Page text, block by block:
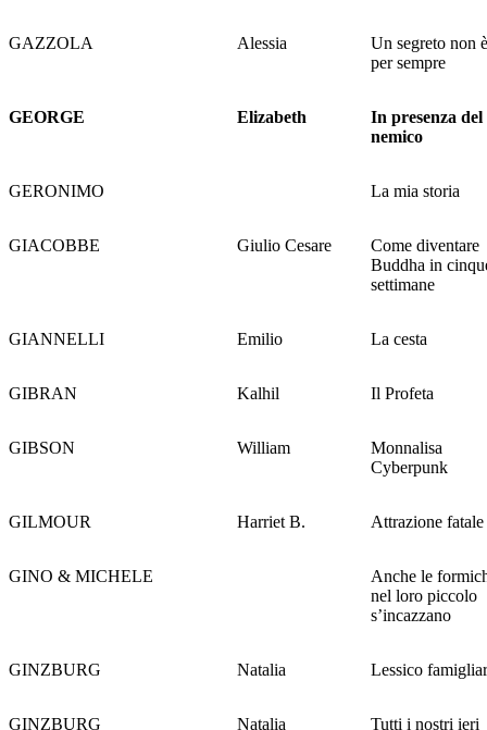
GAZZOLA Alessia
Un segreto non è
per sempre
GEORGE Elizabeth
In presenza del
nemico
GERONIMO La mia storia
GIACOBBE Giulio Cesare
Come diventare
Buddha in
settimane
GIANNELLI Emilio La cesta
GIBRAN Kalhil Il Profeta
GIBSON William
Monnalisa
Cyberpunk
GILMOUR Harriet B. Attrazione fatale
GINO & MICHELE
Anche le
nel loro piccolo
s’incazzano
GINZBURG Natalia Lessico
GINZBURG Natalia Tutti i nostri ieri